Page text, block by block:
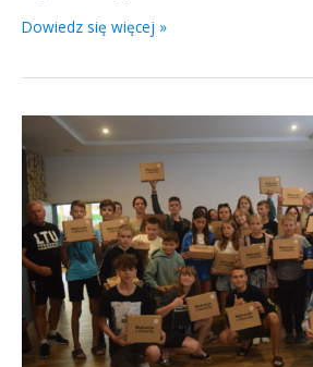
Dowiedz się więcej »
Wakacje
historią